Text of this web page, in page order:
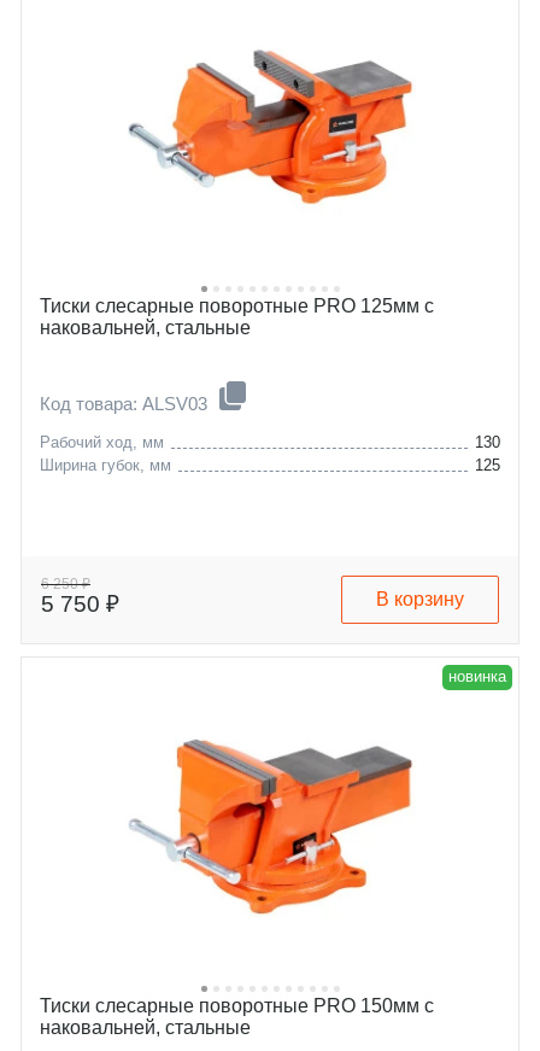
Тиски слесарные поворотные PRO 125мм с
наковальней, стальные
Код товара: ALSV03
Рабочий ход, мм
130
Ширина губок, мм
125
6 250 ₽
5 750 ₽ В корзину
новинка
Тиски слесарные поворотные PRO 150мм с
наковальней, стальные